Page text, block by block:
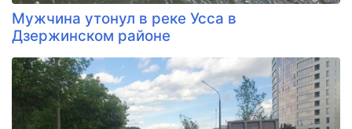
Мужчина утонул в реке Усса в
Дзержинском районе